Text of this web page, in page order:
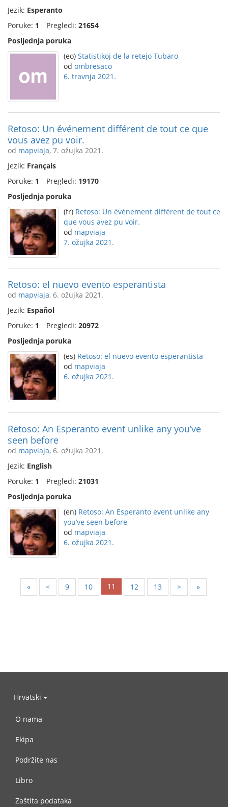
Jezik: Esperanto
Poruke: 1 Pregledi: 21654
Posljednja poruka
(eo) Statistikoj de la retejo Tubaro
od ombresaco
6. travnja 2021.
Retoso: Un événement différent de tout ce que
vous avez pu voir.
od mapviaja, 7. ožujka 2021.
Jezik: Français
Poruke: 1 Pregledi: 19170
Posljednja poruka
(fr) Retoso: Un événement différent de tout ce
que vous avez pu voir.
od mapviaja
7. ožujka 2021.
Retoso: el nuevo evento esperantista
od mapviaja, 6. ožujka 2021.
Jezik: Español
Poruke: 1 Pregledi: 20972
Posljednja poruka
(es) Retoso: el nuevo evento esperantista
od mapviaja
6. ožujka 2021.
Retoso: An Esperanto event unlike any you’ve
seen before
od mapviaja, 6. ožujka 2021.
Jezik: English
Poruke: 1 Pregledi: 21031
Posljednja poruka
(en) Retoso: An Esperanto event unlike any
you’ve seen before
od mapviaja
6. ožujka 2021.
« < 9 10 11 12 13 > »
Hrvatski
O nama
Ekipa
Podržite nas
Libro
Zaštita podataka